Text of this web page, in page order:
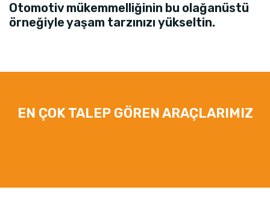
Otomotiv mükemmelliğinin bu olağanüstü
örneğiyle yaşam tarzınızı yükseltin.
EN ÇOK TALEP GÖREN ARAÇLARIMIZ